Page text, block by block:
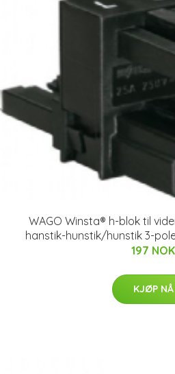
WAGO Winsta® h-blok til
hanstik-hunstik/hunstik 3-
197 NOK
KJØP NÅ